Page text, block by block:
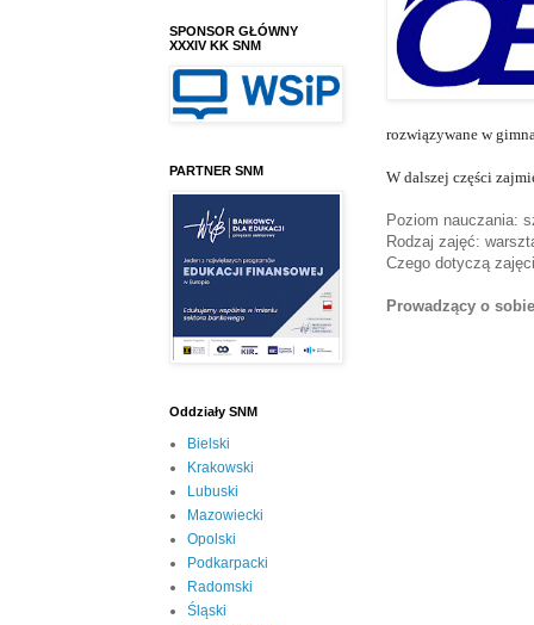
rozwiązywane w
W dalszej części
Poziom nauczania:
Rodzaj zajęć:
Czego dotyczą
Prowadzący o sobie
SPONSOR GŁÓWNY
XXXIV KK SNM
PARTNER SNM
Oddziały SNM
Bielski
Krakowski
Lubuski
Mazowiecki
Opolski
Podkarpacki
Radomski
Śląski